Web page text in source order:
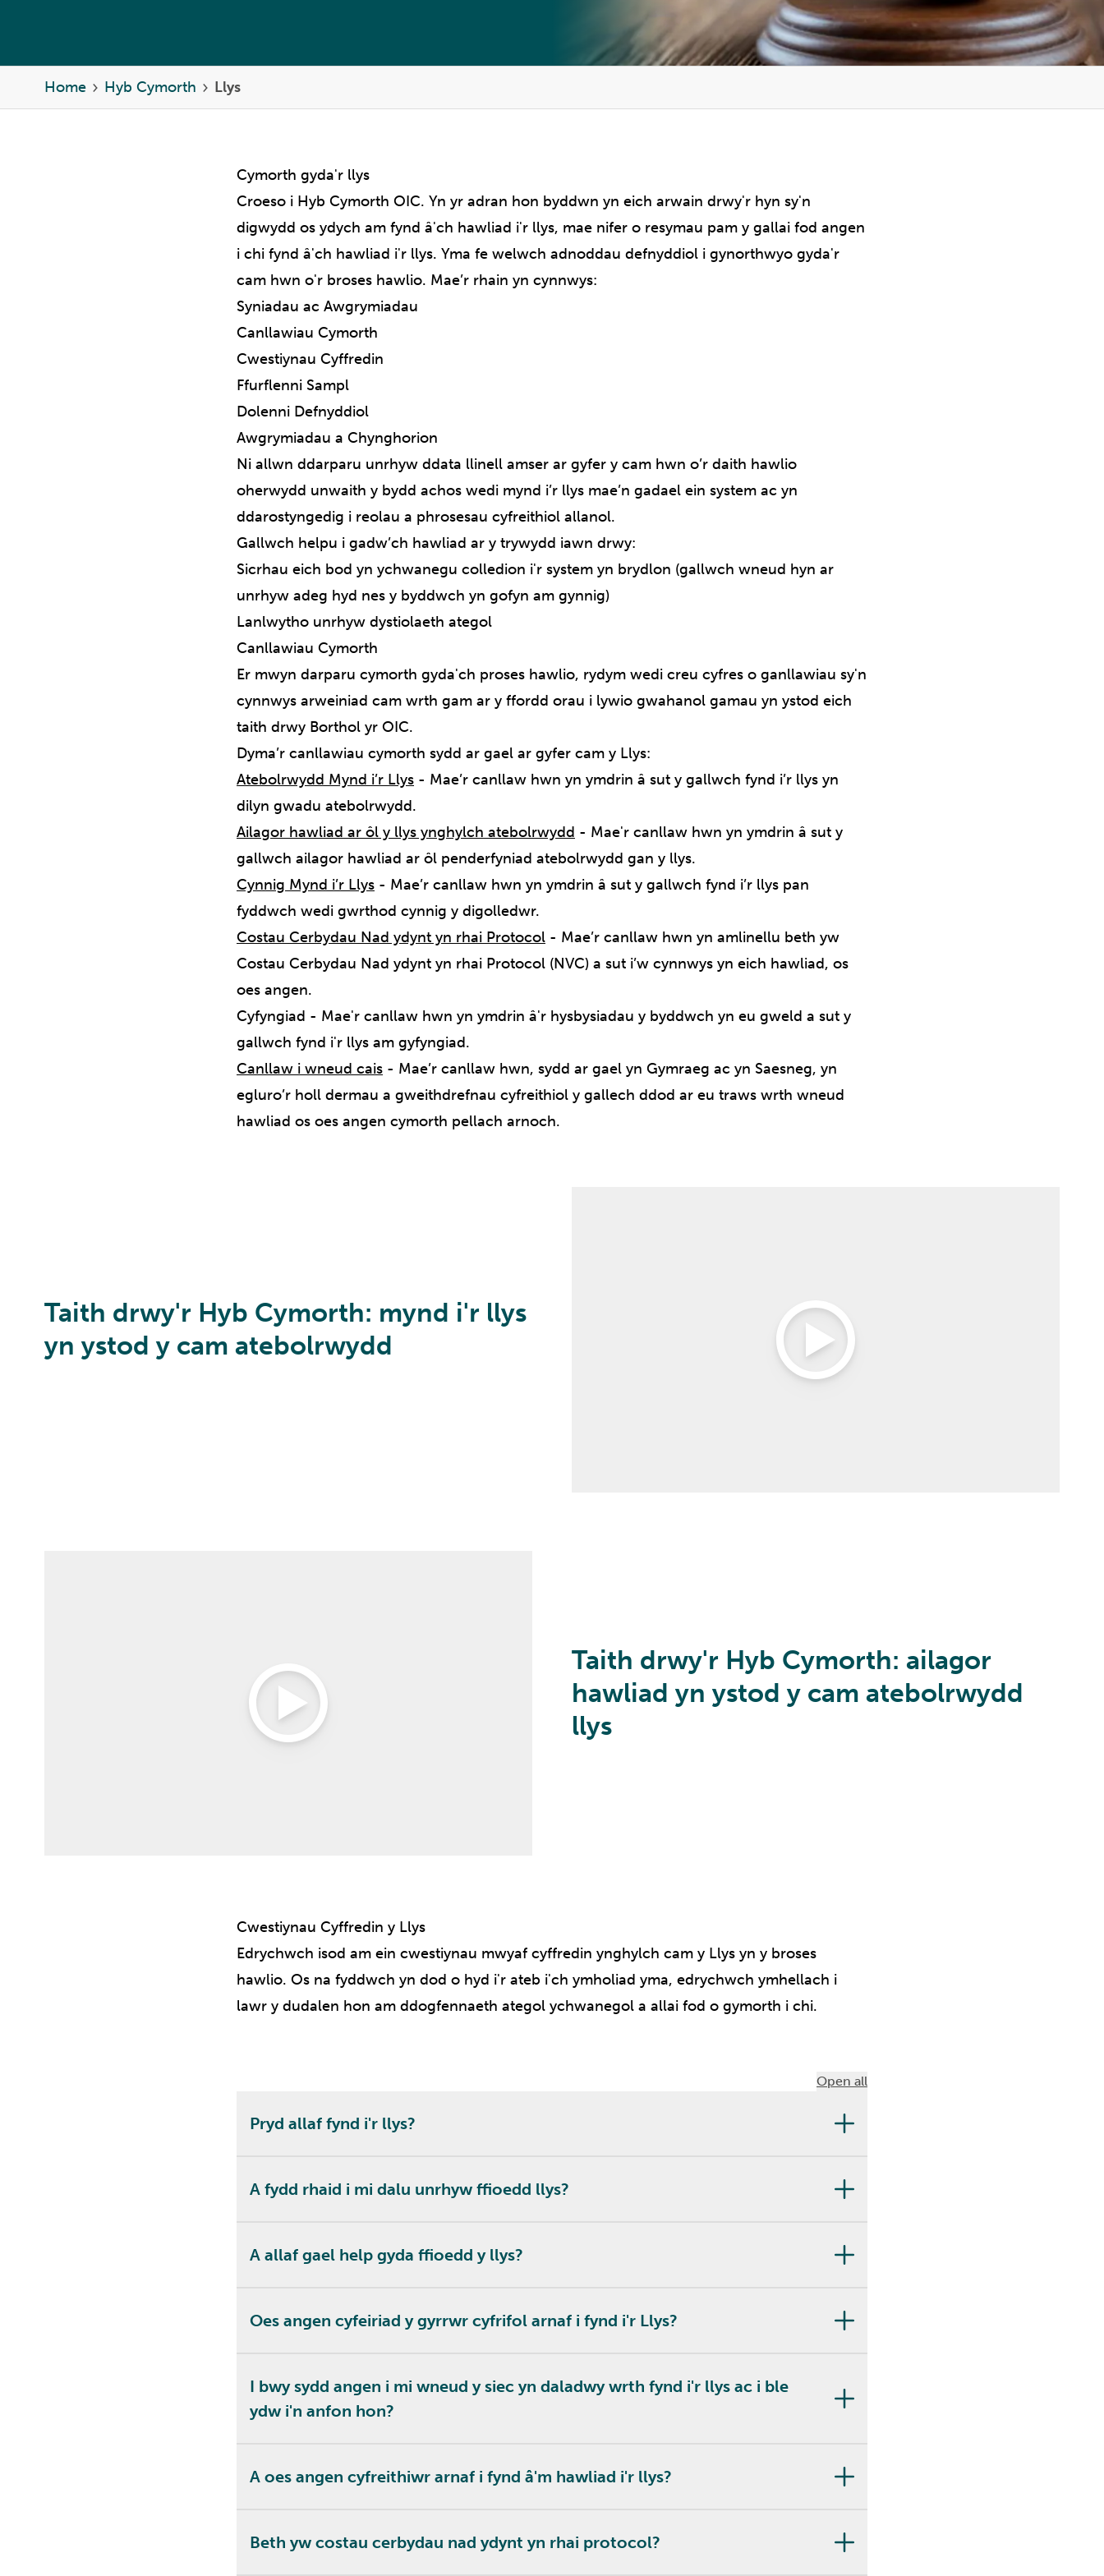
Home Hyb Cymorth Llys
Cymorth gyda'r llys
Croeso i Hyb Cymorth OIC. Yn yr adran hon byddwn yn eich arwain drwy'r hyn sy'n
digwydd os ydych am fynd â'ch hawliad i'r llys, mae nifer o resymau pam y gallai fod angen
i chi fynd â'ch hawliad i'r llys. Yma fe welwch adnoddau defnyddiol i gynorthwyo gyda'r
cam hwn o'r broses hawlio. Mae’r rhain yn cynnwys:
Syniadau ac Awgrymiadau
Canllawiau Cymorth
Cwestiynau Cyffredin
Ffurflenni Sampl
Dolenni Defnyddiol
Awgrymiadau a Chynghorion
Ni allwn ddarparu unrhyw ddata llinell amser ar gyfer y cam hwn o’r daith hawlio
oherwydd unwaith y bydd achos wedi mynd i’r llys mae’n gadael ein system ac yn
ddarostyngedig i reolau a phrosesau cyfreithiol allanol.
Gallwch helpu i gadw’ch hawliad ar y trywydd iawn drwy:
Sicrhau eich bod yn ychwanegu colledion i'r system yn brydlon (gallwch wneud hyn ar
unrhyw adeg hyd nes y byddwch yn gofyn am gynnig)
Lanlwytho unrhyw dystiolaeth ategol
Canllawiau Cymorth
Er mwyn darparu cymorth gyda'ch proses hawlio, rydym wedi creu cyfres o ganllawiau sy'n
cynnwys arweiniad cam wrth gam ar y ffordd orau i lywio gwahanol gamau yn ystod eich
taith drwy Borthol yr OIC.
Dyma’r canllawiau cymorth sydd ar gael ar gyfer cam y Llys:
Atebolrwydd Mynd i’r Llys - Mae’r canllaw hwn yn ymdrin â sut y gallwch fynd i’r llys yn
dilyn gwadu atebolrwydd.
Ailagor hawliad ar ôl y llys ynghylch atebolrwydd - Mae'r canllaw hwn yn ymdrin â sut y
gallwch ailagor hawliad ar ôl penderfyniad atebolrwydd gan y llys.
Cynnig Mynd i’r Llys - Mae’r canllaw hwn yn ymdrin â sut y gallwch fynd i’r llys pan
fyddwch wedi gwrthod cynnig y digolledwr.
Costau Cerbydau Nad ydynt yn rhai Protocol - Mae’r canllaw hwn yn amlinellu beth yw
Costau Cerbydau Nad ydynt yn rhai Protocol (NVC) a sut i’w cynnwys yn eich hawliad, os
oes angen.
Cyfyngiad - Mae'r canllaw hwn yn ymdrin â'r hysbysiadau y byddwch yn eu gweld a sut y
gallwch fynd i'r llys am gyfyngiad.
Canllaw i wneud cais - Mae’r canllaw hwn, sydd ar gael yn Gymraeg ac yn Saesneg, yn
egluro’r holl dermau a gweithdrefnau cyfreithiol y gallech ddod ar eu traws wrth wneud
hawliad os oes angen cymorth pellach arnoch.
Taith drwy'r Hyb Cymorth: mynd i'r llys
yn ystod y cam atebolrwydd
Taith drwy'r Hyb Cymorth: ailagor
hawliad yn ystod y cam atebolrwydd
llys
Cwestiynau Cyffredin y Llys
Edrychwch isod am ein cwestiynau mwyaf cyffredin ynghylch cam y Llys yn y broses
hawlio. Os na fyddwch yn dod o hyd i'r ateb i'ch ymholiad yma, edrychwch ymhellach i
lawr y dudalen hon am ddogfennaeth ategol ychwanegol a allai fod o gymorth i chi.
Open all
Pryd allaf fynd i'r llys?
A fydd rhaid i mi dalu unrhyw ffioedd llys?
A allaf gael help gyda ffioedd y llys?
Oes angen cyfeiriad y gyrrwr cyfrifol arnaf i fynd i'r Llys?
I bwy sydd angen i mi wneud y siec yn daladwy wrth fynd i'r llys ac i ble
ydw i'n anfon hon?
A oes angen cyfreithiwr arnaf i fynd â'm hawliad i'r llys?
Beth yw costau cerbydau nad ydynt yn rhai protocol?